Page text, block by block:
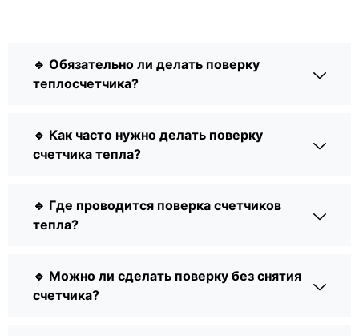
🔹 Обязательно ли делать поверку
теплосчетчика?
🔹 Как часто нужно делать поверку
счетчика тепла?
🔹 Где проводится поверка счетчиков
тепла?
🔹 Можно ли сделать поверку без снятия
счетчика?